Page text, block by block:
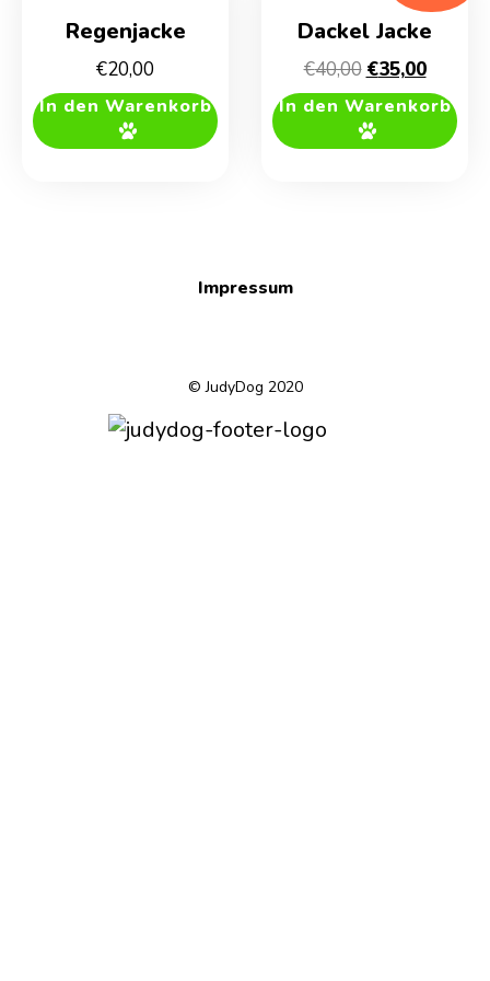
Regenjacke
€20,00
In den Warenkorb
Dackel Jacke
€40,00
Preis
war:
€40,00
€35,00
Preis
€35,00.
In den Warenkorb
Impressum
© JudyDog 2020